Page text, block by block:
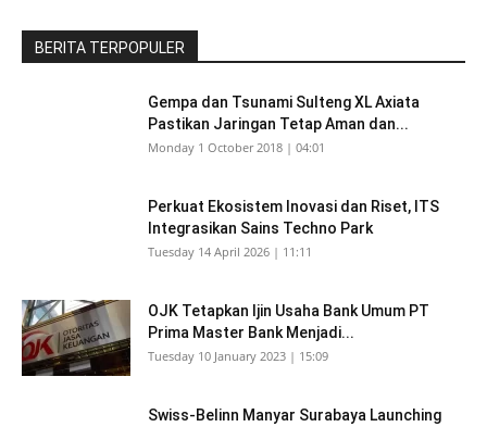
BERITA TERPOPULER
Gempa dan Tsunami Sulteng XL Axiata
Pastikan Jaringan Tetap Aman dan...
Monday 1 October 2018 | 04:01
Perkuat Ekosistem Inovasi dan Riset, ITS
Integrasikan Sains Techno Park
Tuesday 14 April 2026 | 11:11
OJK Tetapkan Ijin Usaha Bank Umum PT
Prima Master Bank Menjadi...
Tuesday 10 January 2023 | 15:09
Swiss-Belinn Manyar Surabaya Launching